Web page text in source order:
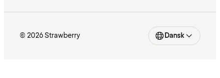
© 2026 Strawberry Dansk